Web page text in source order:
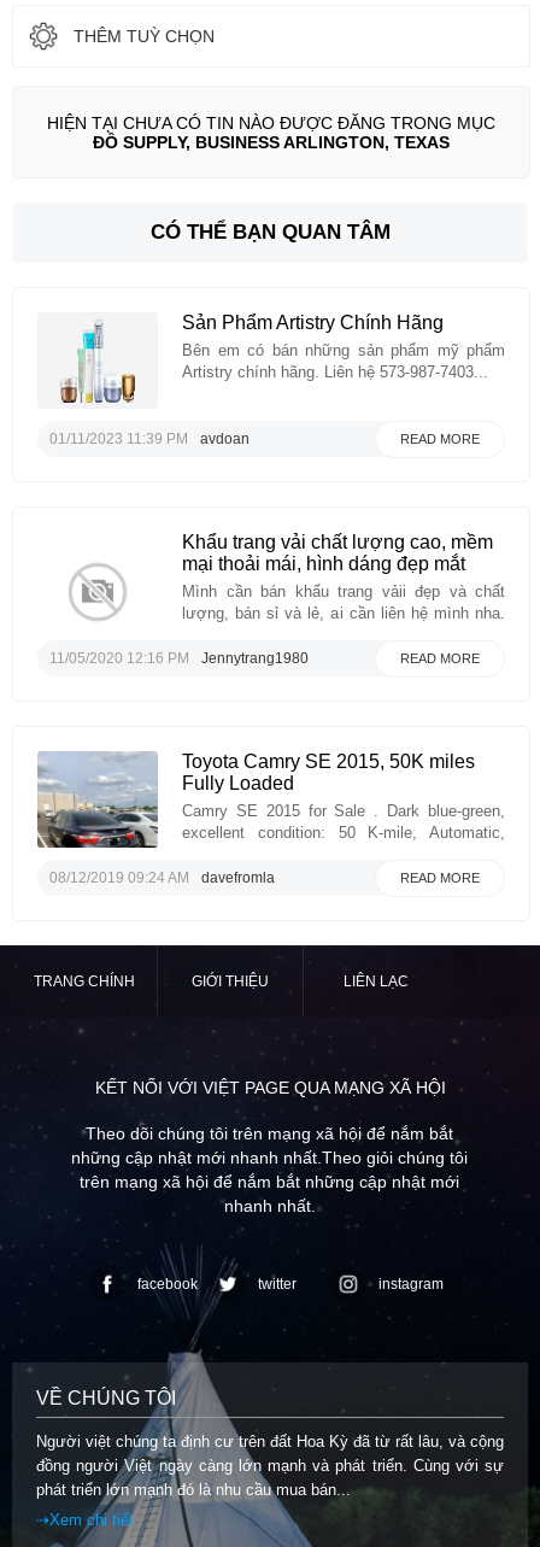
THÊM TUỲ CHỌN
HIỆN TẠI CHƯA CÓ TIN NÀO ĐƯỢC ĐĂNG TRONG MỤC
ĐỒ SUPPLY, BUSINESS ARLINGTON, TEXAS
CÓ THỂ BẠN QUAN TÂM
Sản Phẩm Artistry Chính Hãng
Bên em có bán những sản phẩm mỹ phẩm
Artistry chính hãng. Liên hệ 573-987-7403...
01/11/2023 11:39 PM avdoan READ MORE
Khẩu trang vải chất lượng cao, mềm
mại thoải mái, hình dáng đẹp mắt
Mình cần bán khẩu trang vảii đẹp và chất
lượng, bán sỉ và lẻ, ai cần liên hệ mình nha.
11/05/2020 12:16 PM Jennytrang1980 READ MORE
Toyota Camry SE 2015, 50K miles
Fully Loaded
Camry SE 2015 for Sale . Dark blue-green,
excellent condition: 50 K-mile, Automatic,
Owner. Options: Sunroof, push to start,
08/12/2019 09:24 AM davefromla READ MORE
TRANG CHÍNH GIỚI THIỆU LIÊN LẠC
KẾT NỐI VỚI VIỆT PAGE QUA MẠNG XÃ HỘI
Theo dõi chúng tôi trên mạng xã hội để nắm bắt
những cập nhật mới nhanh nhất.Theo giỏi chúng tôi
trên mạng xã hội để nắm bắt những cập nhật mới
nhanh nhất.
facebook twitter instagram
VỀ CHÚNG TÔI
Người việt chúng ta định cư trên đất Hoa Kỳ đã từ rất lâu, và cộng
đồng người Việt ngày càng lớn mạnh và phát triển. Cùng với sự
phát triển lớn mạnh đó là nhu cầu mua bán...
⇢Xem chi tiết